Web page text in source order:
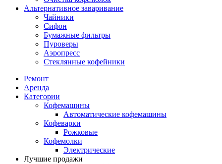
Альтернативное заваривание
Чайники
Сифон
Бумажные фильтры
Пуроверы
Аэропресс
Стеклянные кофейники
Ремонт
Аренда
Категории
Кофемашины
Автоматические кофемашины
Кофеварки
Рожковые
Кофемолки
Электрические
Лучшие продажи